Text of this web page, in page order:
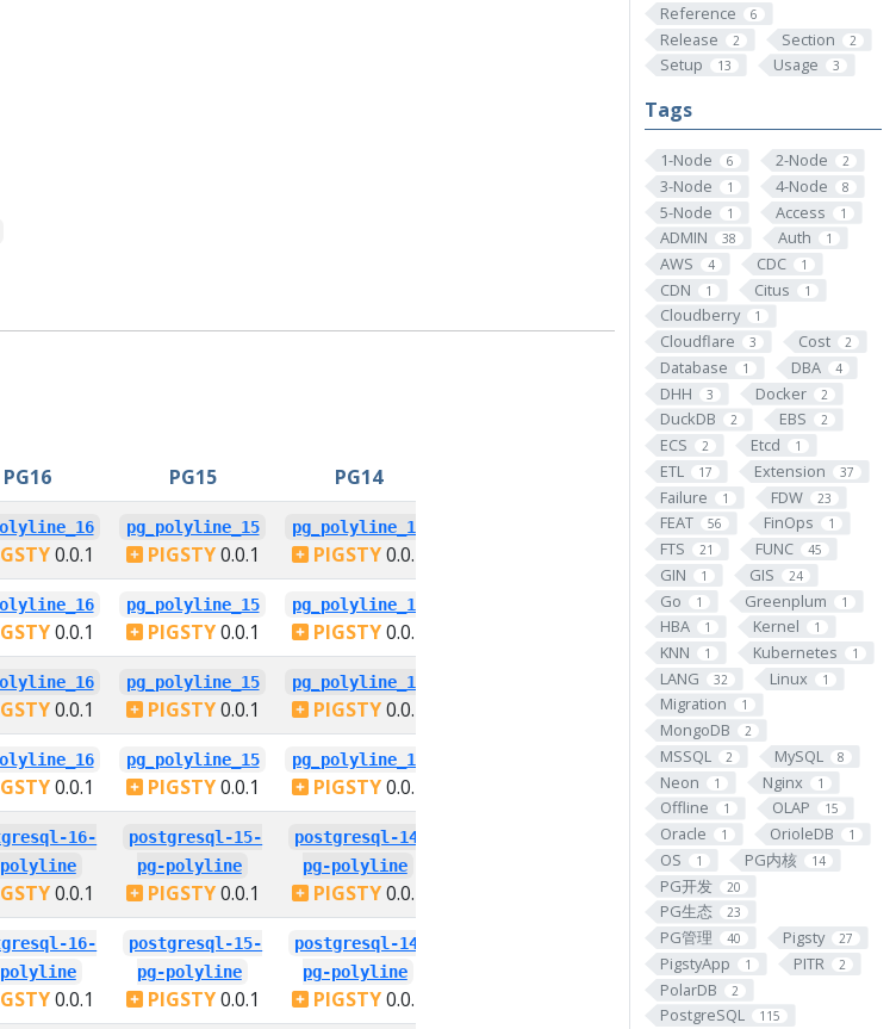
Reference 6
Release 2 Section 2
Setup 13 Usage 3
Tags
1-Node 6 2-Node 2
3-Node 1 4-Node 8
5-Node 1 Access 1
ADMIN 38 Auth 1
AWS 4 CDC 1
CDN 1 Citus 1
Cloudberry 1
Cloudflare 3 Cost 2
Database 1 DBA 4
DHH 3 Docker 2
DuckDB 2 EBS 2
ECS 2 Etcd 1
ETL 17 Extension 37
Failure 1 FDW 23
FEAT 56 FinOps 1
FTS 21 FUNC 45
GIN 1 GIS 24
Go 1 Greenplum 1
HBA 1 Kernel 1
KNN 1 Kubernetes 1
LANG 32 Linux 1
Migration 1
MongoDB 2
MSSQL 2 MySQL 8
Neon 1 Nginx 1
Offline 1 OLAP 15
Oracle 1 OrioleDB 1
OS 1 PG内核 14
PG开发 20
PG生态 23
PG管理 40 Pigsty 27
PigstyApp 1 PITR 2
PolarDB 2
PostgreSQL 115
PG16 PG15 PG14
0.0.1
pg_polyline_15
PIGSTY0.0.1
pg_polyline_14
PIGSTY0.0.1
0.0.1
pg_polyline_15
PIGSTY0.0.1
pg_polyline_14
PIGSTY0.0.1
0.0.1
pg_polyline_15
PIGSTY0.0.1
pg_polyline_14
PIGSTY0.0.1
0.0.1
pg_polyline_15
PIGSTY0.0.1
pg_polyline_14
PIGSTY0.0.1
16-
polyline
0.0.1
postgresql-15-
pg-polyline
PIGSTY0.0.1
postgresql-14-
pg-polyline
PIGSTY0.0.1
16-
polyline
0.0.1
postgresql-15-
pg-polyline
PIGSTY0.0.1
postgresql-14-
pg-polyline
PIGSTY0.0.1